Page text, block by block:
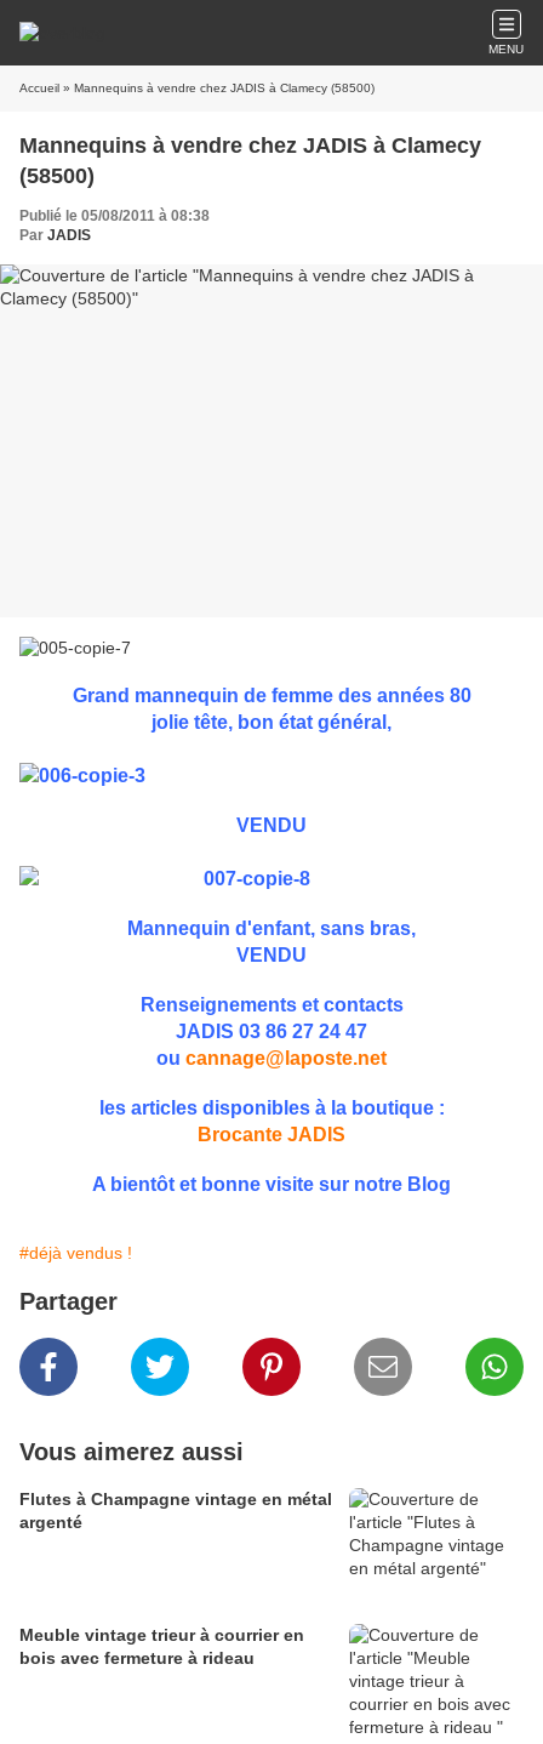
MENU
Accueil » Mannequins à vendre chez JADIS à Clamecy (58500)
Mannequins à vendre chez JADIS à Clamecy
(58500)
Publié le 05/08/2011 à 08:38
Par JADIS
Grand mannequin de femme des années 80
jolie tête, bon état général,
VENDU
Mannequin d'enfant, sans bras,
VENDU
Renseignements et contacts
JADIS 03 86 27 24 47
ou cannage@laposte.net
les articles disponibles à la boutique :
Brocante JADIS
A bientôt et bonne visite sur notre Blog
#déjà vendus !
Partager
Vous aimerez aussi
Flutes à Champagne vintage en métal
argenté
Meuble vintage trieur à courrier en
bois avec fermeture à rideau